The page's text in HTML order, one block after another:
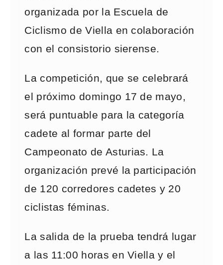
organizada por la Escuela de
Ciclismo de Viella en colaboración
con el consistorio sierense.
La competición, que se celebrará
el próximo domingo 17 de mayo,
será puntuable para la categoría
cadete al formar parte del
Campeonato de Asturias. La
organización prevé la participación
de 120 corredores cadetes y 20
ciclistas féminas.
La salida de la prueba tendrá lugar
a las 11:00 horas en Viella y el